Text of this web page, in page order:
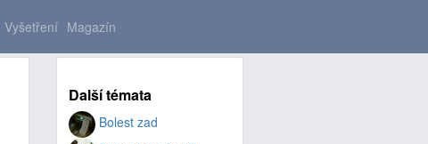
Vyšetření Magazín
Další témata
Bolest zad